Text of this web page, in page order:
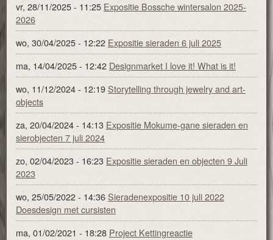
vr, 28/11/2025 - 11:25 Expositie Bossche wintersalon 2025-
2026
wo, 30/04/2025 - 12:22 Expositie sieraden 6 juli 2025
ma, 14/04/2025 - 12:42 Designmarket I love it! What is it!
wo, 11/12/2024 - 12:19Storytelling through jewelry and art-
objects
za, 20/04/2024 - 14:13 Expositie Mokume-gane sieraden en
sierobjecten 7 juli 2024
zo, 02/04/2023 - 16:23 Expositie sieraden en objecten 9 Juli
2023
wo, 25/05/2022 - 14:36Sieradenexpositie 10 juli 2022
Doesdesign met cursisten
ma, 01/02/2021 - 18:28 Project Kettingreactie